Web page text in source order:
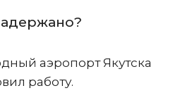
аэропорт Якутска
работу.